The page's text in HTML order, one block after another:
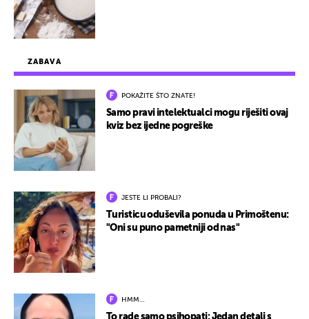
ZABAVA
POKAŽITE ŠTO ZNATE!
Samo pravi intelektualci mogu riješiti ovaj
kviz bez ijedne pogreške
JESTE LI PROBALI?
Turisticu oduševila ponuda u Primoštenu:
"Oni su puno pametniji od nas"
HMM…
To rade samo psihopati: Jedan detalj s